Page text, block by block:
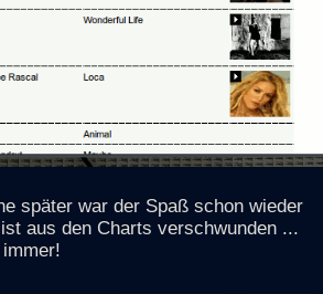
später war der Spaß schon wieder
aus den Charts verschwunden ...